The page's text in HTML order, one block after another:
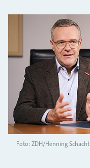
Foto: ZDH/Henning Schacht